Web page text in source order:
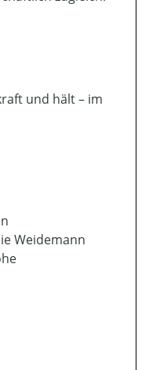
und hält – im
Weidemann